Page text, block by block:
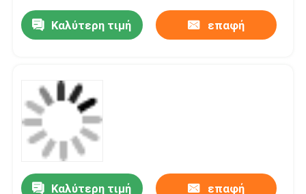
Καλύτερη τιμή επαφή
Καλύτερη τιμή επαφή